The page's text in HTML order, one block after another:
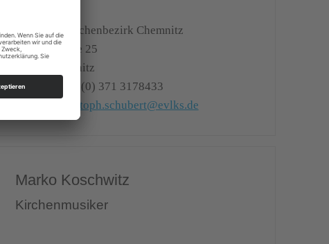
Ev.-Luth. Kirchenbezirk Chemnitz
Theaterstraße 25
Chemnitz
Telefon:
+49 (0) 371 3178433
christoph.schubert@evlks.de
Marko Koschwitz
Kirchenmusiker